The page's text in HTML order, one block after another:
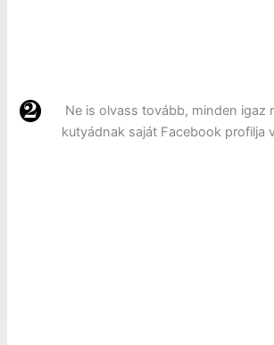
Ne is olvass tovább, minden igaz
kutyádnak saját Facebook profilja